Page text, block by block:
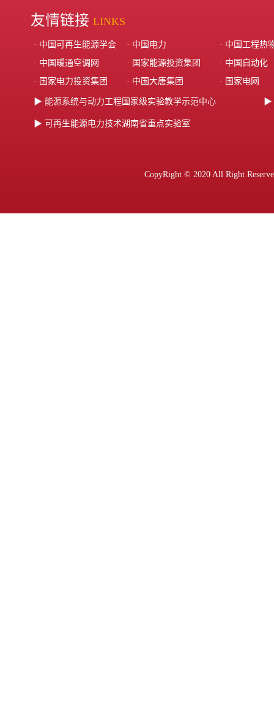
友情链接 LINKS
· 中国可再生能源学会 · 中国电力
· 中国工程热
· 中国暖通空调网
· 国家能源投资集团‌
· 中国自动化
· ‌国家电力投资集团‌
· 中国大唐集团‌ · 国家电网
▶ 能源系统与动力工程国家级实验教学示范中心 ▶
▶ 可再生能源电力技术湖南省重点实验室
CopyRight © 2020 All Right